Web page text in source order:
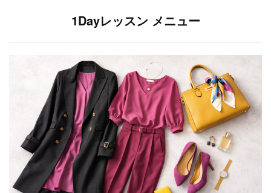
1Dayレッスン メニュー